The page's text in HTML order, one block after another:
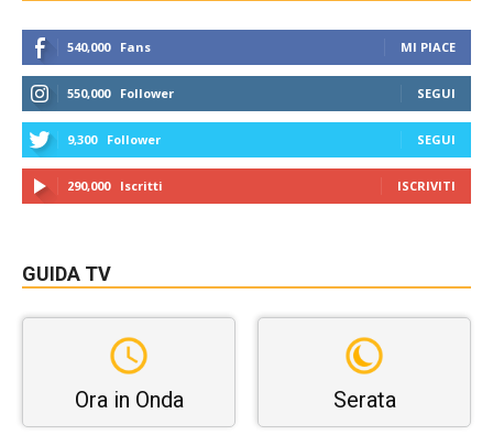
540,000 Fans MI PIACE
550,000 Follower SEGUI
9,300 Follower SEGUI
290,000 Iscritti ISCRIVITI
GUIDA TV
Ora in Onda Serata